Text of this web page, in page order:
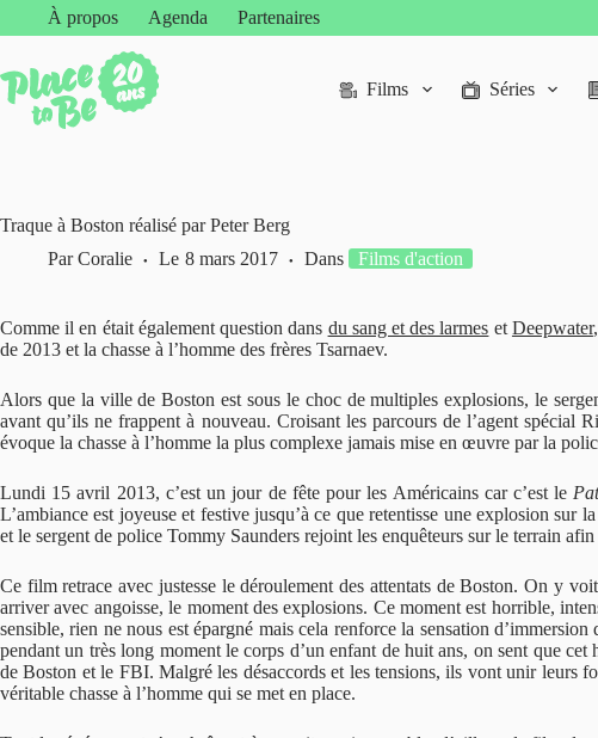
À propos Agenda Partenaires
Films Séries
Traque à Boston réalisé par Peter Berg
Par Coralie Le 8 mars 2017 Dans Films d'action
Comme il en était également question dans du sang et des larmes et Deepwater
de 2013 et la chasse à l’homme des frères Tsarnaev.
Alors que la ville de Boston est sous le choc de multiples explosions, le
avant qu’ils ne frappent à nouveau. Croisant les parcours de l’agent spécial
évoque la chasse à l’homme la plus complexe jamais mise en œuvre par la
Lundi 15 avril 2013, c’est un jour de fête pour les Américains car c’est le
L’ambiance est joyeuse et festive jusqu’à ce que retentisse une explosion
et le sergent de police Tommy Saunders rejoint les enquêteurs sur le terrain
Ce film retrace avec justesse le déroulement des attentats de Boston. On y
arriver avec angoisse, le moment des explosions. Ce moment est horrible,
sensible, rien ne nous est épargné mais cela renforce la sensation
pendant un très long moment le corps d’un enfant de huit ans, on sent que
de Boston et le FBI. Malgré les désaccords et les tensions, ils vont unir leurs
véritable chasse à l’homme qui se met en place.